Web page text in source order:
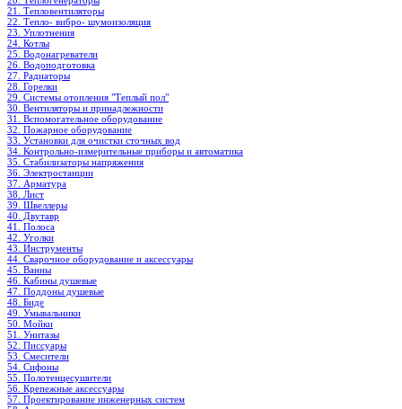
21. Тепловентиляторы
22. Тепло- вибро- шумоизоляция
23. Уплотнения
24. Котлы
25. Водонагреватели
26. Водоподготовка
27. Радиаторы
28. Горелки
29. Системы отопления "Теплый пол"
30. Вентиляторы и принадлежности
31. Вспомогательное оборудование
32. Пожарное оборудование
33. Установки для очистки сточных вод
34. Контрольно-измерительные приборы и автоматика
35. Стабилизаторы напряжения
36. Электростанции
37. Арматура
38. Лист
39. Швеллеры
40. Двутавр
41. Полоса
42. Уголки
43. Инструменты
44. Сварочное оборудование и аксессуары
45. Ванны
46. Кабины душевые
47. Поддоны душевые
48. Биде
49. Умывальники
50. Мойки
51. Унитазы
52. Писсуары
53. Смесители
54. Сифоны
55. Полотенцесушители
56. Крепежные аксессуары
57. Проектирование инженерных систем